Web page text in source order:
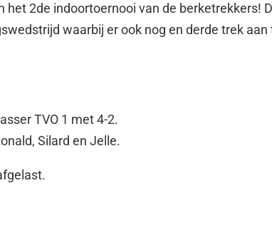
het 2de indoortoernooi van de berketrekkers!
waarbij er ook nog en derde trek aan
TVO 1 met 4-2.
Silard en Jelle.